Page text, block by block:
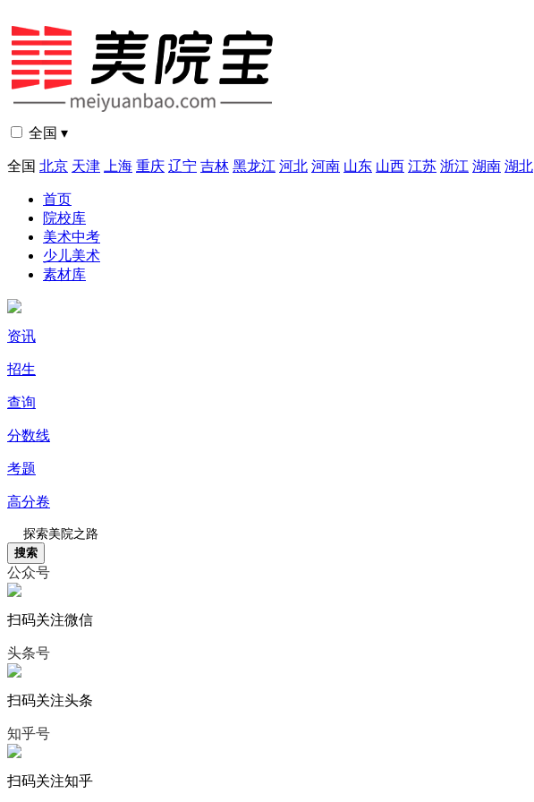
全国 ▾
全国 北京 天津 上海 重庆 辽宁 吉林 黑龙江 河北 河南 山东 山西 江苏 浙江 湖南 湖北
首页
院校库
美术中考
少儿美术
素材库
资讯
招生
查询
分数线
考题
高分卷
搜索
公众号
扫码关注微信
头条号
扫码关注头条
知乎号
扫码关注知乎